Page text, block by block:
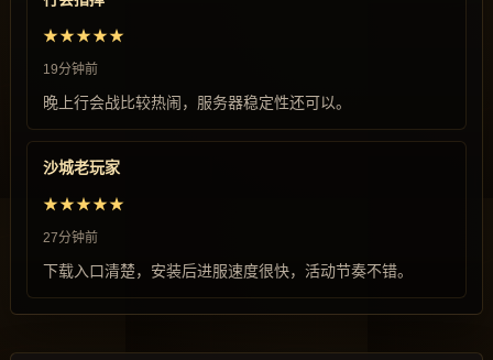
★★★★★
19分钟前
晚上行会战比较热闹，服务器稳定性还可以。
沙城老玩家
★★★★★
27分钟前
下载入口清楚，安装后进服速度很快，活动节奏不错。